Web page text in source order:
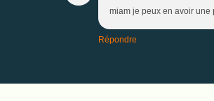
miam je peux en avoir une
Répondre